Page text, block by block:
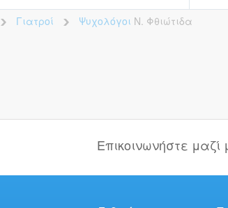
>Γιατροί >
Ψυχολόγοι Ν. Φθιώτιδα
Επικοινωνήστε